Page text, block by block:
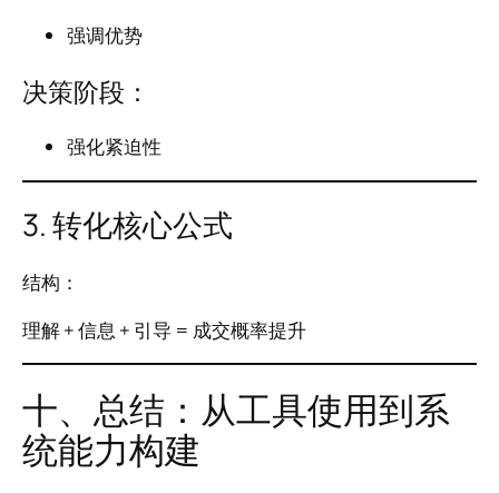
强调优势
决策阶段：
强化紧迫性
3. 转化核心公式
结构：
理解 + 信息 + 引导 = 成交概率提升
十、总结：从工具使用到系
统能力构建